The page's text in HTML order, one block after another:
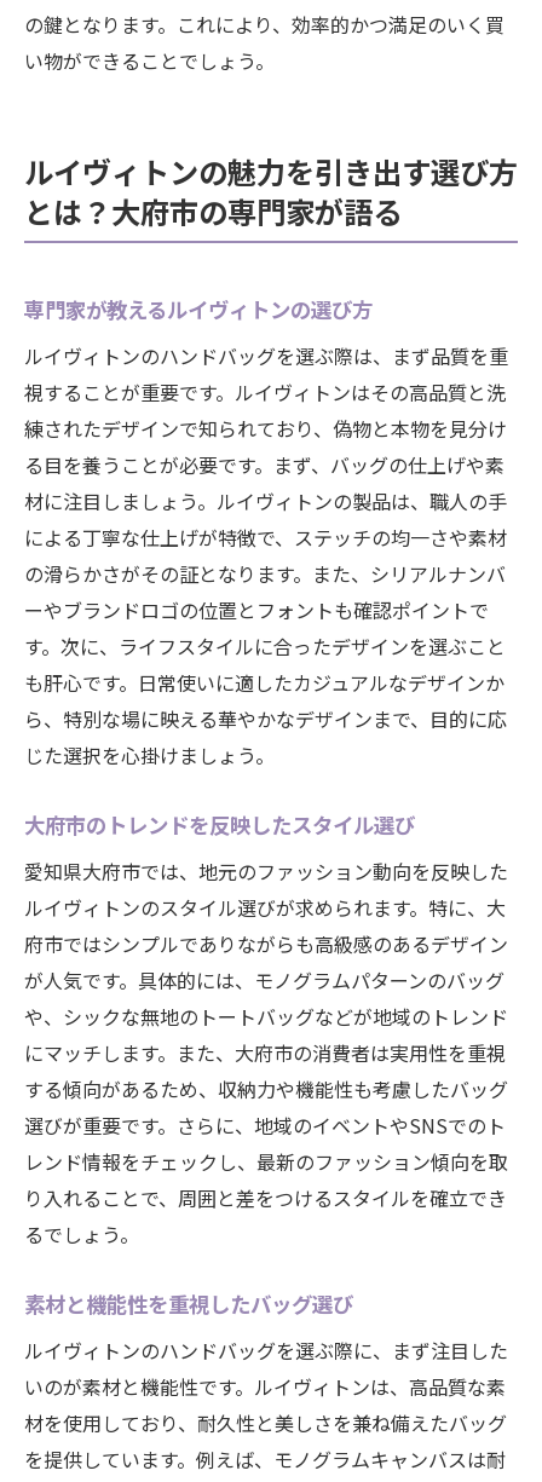
の鍵となります。これにより、効率的かつ満足のいく買
い物ができることでしょう。
ルイヴィトンの魅力を引き出す選び方
とは？大府市の専門家が語る
専門家が教えるルイヴィトンの選び方
ルイヴィトンのハンドバッグを選ぶ際は、まず品質を重
視することが重要です。ルイヴィトンはその高品質と洗
練されたデザインで知られており、偽物と本物を見分け
る目を養うことが必要です。まず、バッグの仕上げや素
材に注目しましょう。ルイヴィトンの製品は、職人の手
による丁寧な仕上げが特徴で、ステッチの均一さや素材
の滑らかさがその証となります。また、シリアルナンバ
ーやブランドロゴの位置とフォントも確認ポイントで
す。次に、ライフスタイルに合ったデザインを選ぶこと
も肝心です。日常使いに適したカジュアルなデザインか
ら、特別な場に映える華やかなデザインまで、目的に応
じた選択を心掛けましょう。
大府市のトレンドを反映したスタイル選び
愛知県大府市では、地元のファッション動向を反映した
ルイヴィトンのスタイル選びが求められます。特に、大
府市ではシンプルでありながらも高級感のあるデザイン
が人気です。具体的には、モノグラムパターンのバッグ
や、シックな無地のトートバッグなどが地域のトレンド
にマッチします。また、大府市の消費者は実用性を重視
する傾向があるため、収納力や機能性も考慮したバッグ
選びが重要です。さらに、地域のイベントやSNSでのト
レンド情報をチェックし、最新のファッション傾向を取
り入れることで、周囲と差をつけるスタイルを確立でき
るでしょう。
素材と機能性を重視したバッグ選び
ルイヴィトンのハンドバッグを選ぶ際に、まず注目した
いのが素材と機能性です。ルイヴィトンは、高品質な素
材を使用しており、耐久性と美しさを兼ね備えたバッグ
を提供しています。例えば、モノグラムキャンバスは耐